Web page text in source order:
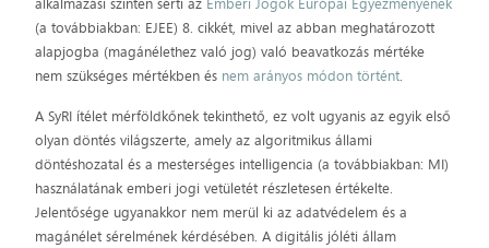
(a továbbiakban: EJEE) 8. cikkét, mivel az abban meghatározott
alapjogba (magánélethez való jog) való beavatkozás mértéke
nem szükséges mértékben és nem arányos módon történt.
A SyRI ítélet mérföldkőnek tekinthető, ez volt ugyanis az egyik első
olyan döntés világszerte, amely az algoritmikus állami
döntéshozatal és a mesterséges intelligencia (a továbbiakban: MI)
használatának emberi jogi vetületét részletesen értékelte.
Jelentősége ugyanakkor nem merül ki az adatvédelem és a
magánélet sérelmének kérdésében. A digitális jóléti állam